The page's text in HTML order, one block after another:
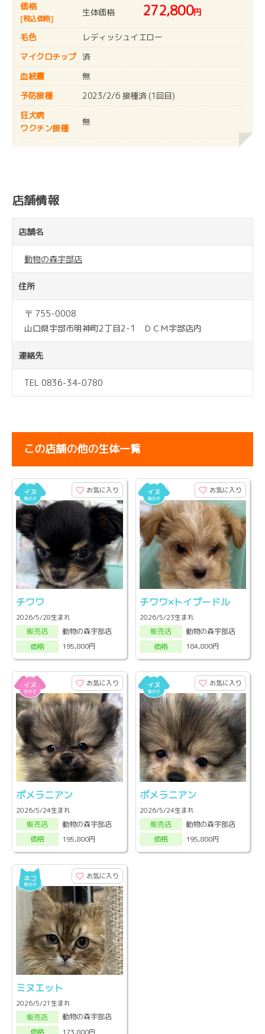
価格
[税込価格]
生体価格 272,800円
毛色
レディッシュイエロー
マイクロチップ 済
血統書
無
予防接種
2023/2/6 接種済 (1回目)
狂犬病
ワクチン接種
無
店舗情報
店舗名
動物の森宇部店
住所
〒 755-0008
山口県宇部市明神町2丁目2-1 ＤＣＭ宇部店内
連絡先
TEL 0836-34-0780
この店舗の他の生体一覧
お気に入り
チワワ
2026/5/28生まれ
販売店
動物の森宇部店
価格
195,800円
お気に入り
チワワ×トイプードル
2026/5/23生まれ
販売店
動物の森宇部店
価格
184,800円
お気に入り
ポメラニアン
2026/5/24生まれ
販売店
動物の森宇部店
価格
195,800円
お気に入り
ポメラニアン
2026/5/24生まれ
販売店
動物の森宇部店
価格
195,800円
お気に入り
ミヌエット
2026/5/21生まれ
販売店
動物の森宇部店
173,800円